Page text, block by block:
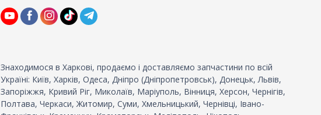
Знаходимося в Харкові, продаємо і доставляємо запчастини по всій
Україні: Київ, Харків, Одеса, Дніпро (Дніпропетровськ), Донецьк, Львів,
Запоріжжя, Кривий Ріг, Миколаїв, Маріуполь, Вінниця, Херсон, Чернігів,
Полтава, Черкаси, Житомир, Суми, Хмельницький, Чернівці, Івано-